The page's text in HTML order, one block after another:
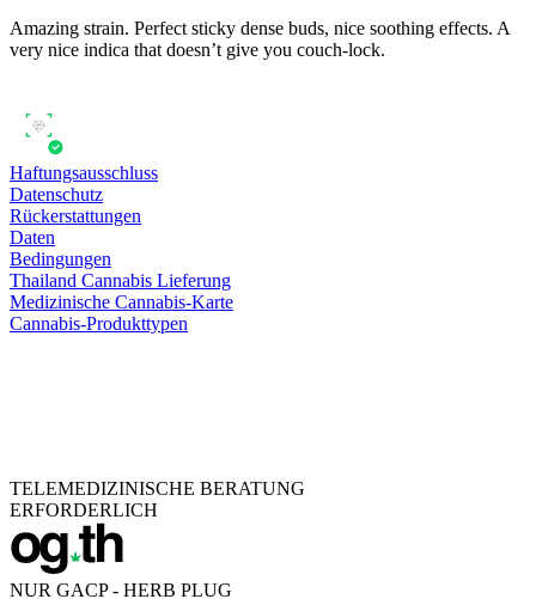
Amazing strain. Perfect sticky dense buds, nice soothing effects. A
very nice indica that doesn’t give you couch-lock.
Haftungsausschluss
Datenschutz
Rückerstattungen
Daten
Bedingungen
Thailand Cannabis Lieferung
Medizinische Cannabis-Karte
Cannabis-Produkttypen
TELEMEDIZINISCHE BERATUNG
ERFORDERLICH
NUR GACP - HERB PLUG